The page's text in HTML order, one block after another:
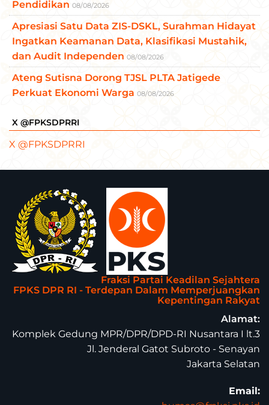
Pendidikan 08/08/2026
Apresiasi Satu Data ZIS-DSKL, Surahman Hidayat
Ingatkan Keamanan Data, Klasifikasi Mustahik,
dan Audit Independen 08/08/2026
Ateng Sutisna Dorong TJSL PLTA Jatigede
Perkuat Ekonomi Warga 08/08/2026
X @FPKSDPRRI
X @FPKSDPRRI
Fraksi Partai Keadilan Sejahtera
FPKS DPR RI - Terdepan Dalam Memperjuangkan
Kepentingan Rakyat
Alamat:
Komplek Gedung MPR/DPR/DPD-RI Nusantara I lt.3
Jl. Jenderal Gatot Subroto - Senayan
Jakarta Selatan
Email: